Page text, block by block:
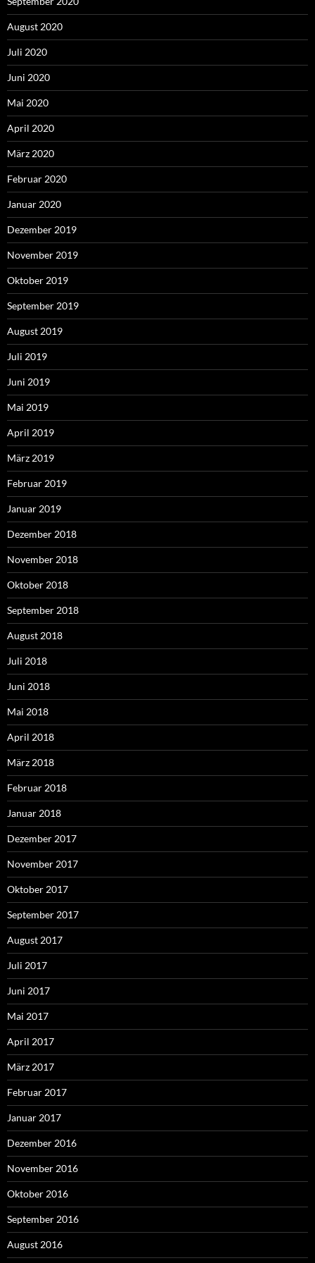
August 2020
Juli 2020
Juni 2020
Mai 2020
April 2020
März 2020
Februar 2020
Januar 2020
Dezember 2019
November 2019
Oktober 2019
September 2019
August 2019
Juli 2019
Juni 2019
Mai 2019
April 2019
März 2019
Februar 2019
Januar 2019
Dezember 2018
November 2018
Oktober 2018
September 2018
August 2018
Juli 2018
Juni 2018
Mai 2018
April 2018
März 2018
Februar 2018
Januar 2018
Dezember 2017
November 2017
Oktober 2017
September 2017
August 2017
Juli 2017
Juni 2017
Mai 2017
April 2017
März 2017
Februar 2017
Januar 2017
Dezember 2016
November 2016
Oktober 2016
September 2016
August 2016